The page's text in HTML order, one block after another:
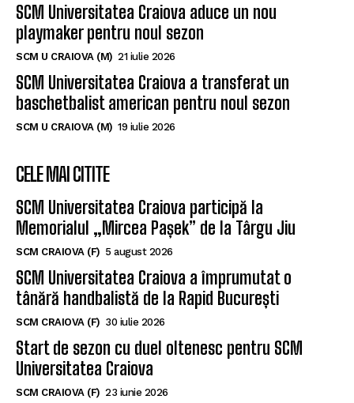
SCM U CRAIOVA (M) 21 iulie 2026
SCM Universitatea Craiova a transferat un
baschetbalist american pentru noul sezon
SCM U CRAIOVA (M) 19 iulie 2026
CELE MAI CITITE
SCM Universitatea Craiova participă la
Memorialul „Mircea Pașek” de la Târgu Jiu
SCM CRAIOVA (F) 5 august 2026
SCM Universitatea Craiova a împrumutat o
tânără handbalistă de la Rapid București
SCM CRAIOVA (F) 30 iulie 2026
Start de sezon cu duel oltenesc pentru SCM
Universitatea Craiova
SCM CRAIOVA (F) 23 iunie 2026
SUBSCRIBE